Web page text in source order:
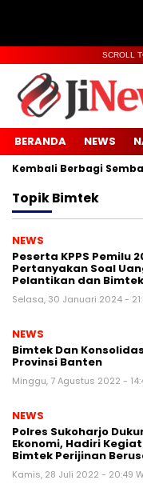
SCROLL
BERANDA NEWS
Berbagi
TopikBimtek
NEWS
Peserta KPPS Pemilu
Pertanyakan Soal
Pelantikan dan Bimtek
Selasa, 30 Januari 2024 -
NEWS
Bimtek Dan
Provinsi Banten
Minggu, 7 Agustus 2022 -
NEWS
Polres Sukoharjo
Ekonomi, Hadiri
Bimtek Perijinan
Kamis, 28 Juli 2022 - 20:49